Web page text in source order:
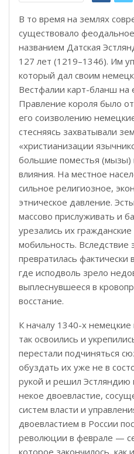
В то время на землях
существовало
названием Датская
127 лет (1219–1346). Им
который дал своим
Вестфалии карт-бланш на
Правление короля было
его соизволению
стесняясь захватывали
«христианизации
большие поместья (мызы)
влияния. На местное
сильное религиозное,
этническое давление.
массово прислуживать и
урезались их
мобильность. Вследствие
превратилась фактически
где исподволь зрело
выплеснувшееся в
восстание.
К началу 1340-х немецкие
так освоились и
перестали подчиняться
обуздать их уже не в
рукой и решил Эстляндию
некое двоевластие,
систем власти и
двоевластием в России
революции в феврале —
которое закончилось, как